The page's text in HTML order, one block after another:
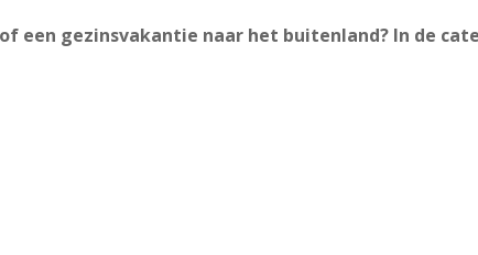
een gezinsvakantie naar het buitenland? In de